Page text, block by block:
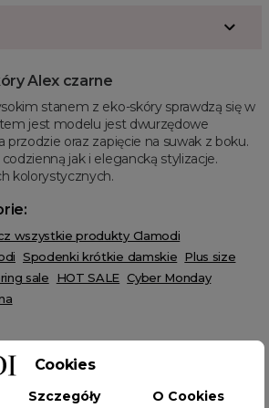
Alex czarne
stanem z eko-skóry sprawdzą się w
jest modelu jest dwurzędowe
przodzie oraz zapięcie na suwak z boku.
jak i elegancką stylizacje.
kolorystycznych.
wszystkie produkty Clamodi
Spodenki krótkie damskie Plus size
sale HOT SALE Cyber Monday
Cookies
Szczegóły O Cookies